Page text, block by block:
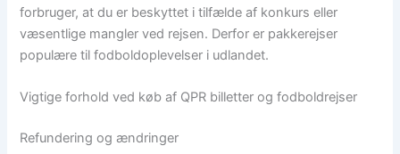
forbruger, at du er beskyttet i tilfælde af konkurs eller
væsentlige mangler ved rejsen. Derfor er pakkerejser
populære til fodboldoplevelser i udlandet.
Vigtige forhold ved køb af QPR billetter og fodboldrejser
Refundering og ændringer